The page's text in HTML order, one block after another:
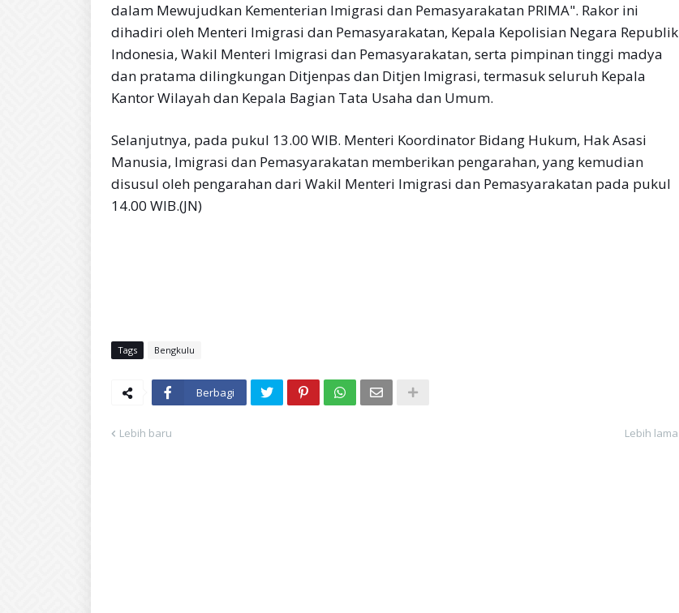
dalam Mewujudkan Kementerian lmigrasi dan Pemasyarakatan PRIMA". Rakor ini
dihadiri oleh Menteri Imigrasi dan Pemasyarakatan, Kepala Kepolisian Negara Republik
Indonesia, Wakil Menteri Imigrasi dan Pemasyarakatan, serta pimpinan tinggi madya
dan pratama dilingkungan Ditjenpas dan Ditjen Imigrasi, termasuk seluruh Kepala
Kantor Wilayah dan Kepala Bagian Tata Usaha dan Umum.
Selanjutnya, pada pukul 13.00 WIB. Menteri Koordinator Bidang Hukum, Hak Asasi
Manusia, Imigrasi dan Pemasyarakatan memberikan pengarahan, yang kemudian
disusul oleh pengarahan dari Wakil Menteri Imigrasi dan Pemasyarakatan pada pukul
14.00 WIB.(JN)
Tags Bengkulu
Berbagi
Lebih baru Lebih lama